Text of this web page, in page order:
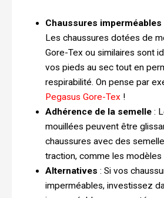
Chaussures
Les chaussures dotées de
Gore-Tex ou similaires sont
vos pieds au sec tout en
respirabilité. On pense par
Pegasus Gore-Tex !
Adhérence de la semelle:
mouillées peuvent être
chaussures avec des
traction, comme les modèles
Alternatives : Si vos
imperméables, investissez